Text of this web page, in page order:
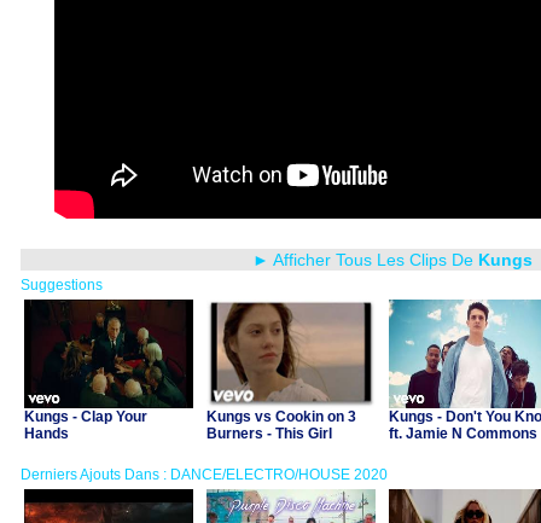
► Afficher Tous Les Clips De Kungs
Suggestions
Kungs - Clap Your
Hands
Kungs vs Cookin on 3
Burners - This Girl
Kungs - Don't You
ft. Jamie N Commons
Derniers Ajouts Dans : DANCE/ELECTRO/HOUSE 2020